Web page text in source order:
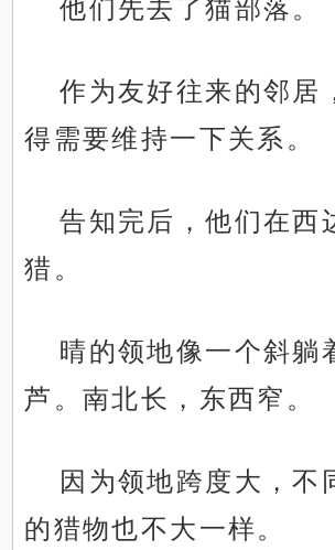
他们先去了猫部落。
作为友好往来的邻居
得需要维持一下关系。
告知完后，他们在西
猎。
晴的领地像一个斜躺
芦。南北长，东西窄。
因为领地跨度大，不
的猎物也不大一样。